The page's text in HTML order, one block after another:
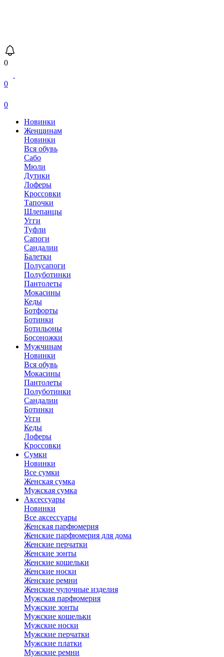
0
0
0
Новинки
Женщинам
Новинки
Вся обувь
Сабо
Мюли
Дутики
Лоферы
Кроссовки
Тапочки
Шлепанцы
Угги
Туфли
Сапоги
Сандалии
Балетки
Полусапоги
Полуботинки
Пантолеты
Мокасины
Кеды
Ботфорты
Ботинки
Ботильоны
Босоножки
Мужчинам
Новинки
Вся обувь
Мокасины
Пантолеты
Полуботинки
Сандалии
Ботинки
Угги
Кеды
Лоферы
Кроссовки
Сумки
Новинки
Все сумки
Женская сумка
Мужская сумка
Аксессуары
Новинки
Все аксессуары
Женская парфюмерия
Женские парфюмерия для дома
Женские перчатки
Женские зонты
Женские кошельки
Женские носки
Женские ремни
Женские чулочные изделия
Мужская парфюмерия
Мужские зонты
Мужские кошельки
Мужские носки
Мужские перчатки
Мужские платки
Мужские ремни